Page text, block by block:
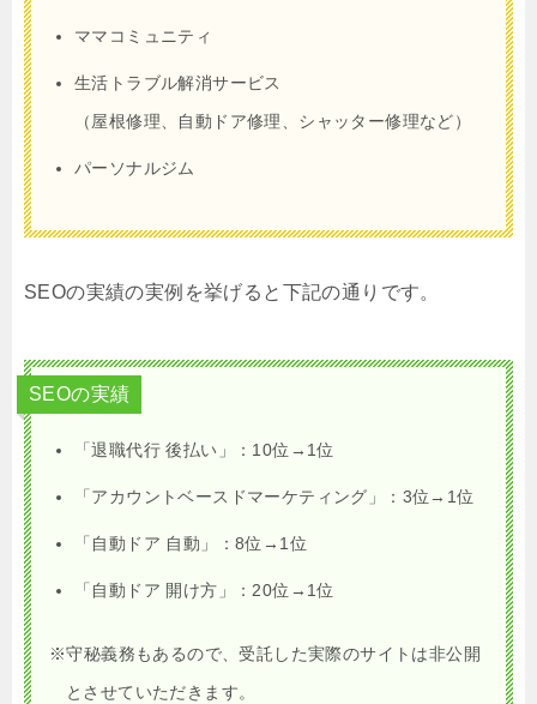
ママコミュニティ
生活トラブル解消サービス
（屋根修理、自動ドア修理、シャッター修理など）
パーソナルジム
SEOの実績の実例を挙げると下記の通りです。
SEOの実績
「退職代行 後払い」：10位→1位
「アカウントベースドマーケティング」：3位→1位
「自動ドア 自動」：8位→1位
「自動ドア 開け方」：20位→1位
※守秘義務もあるので、受託した実際のサイトは非公開
とさせていただきます。